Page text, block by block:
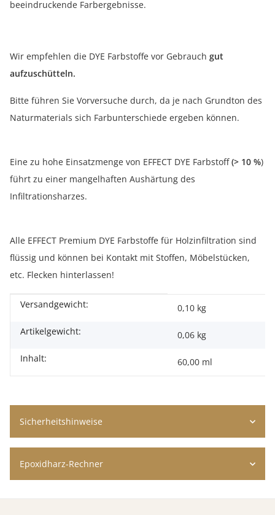
beeindruckende Farbergebnisse.
Wir empfehlen die DYE Farbstoffe vor Gebrauch gut
aufzuschütteln.
Bitte führen Sie Vorversuche durch, da je nach Grundton des
Naturmaterials sich Farbunterschiede ergeben können.
Eine zu hohe Einsatzmenge von EFFECT DYE Farbstoff(> 10 %)
führt zu einer mangelhaften Aushärtung des
Infiltrationsharzes.
Alle EFFECT Premium DYE Farbstoffe für Holzinfiltration sind
flüssig und können bei Kontakt mit Stoffen, Möbelstücken,
etc. Flecken hinterlassen!
Produkteigenschaft
Wert
Versandgewicht:
0,10 kg
Artikelgewicht:
0,06 kg
Inhalt:
60,00 ml
Sicherheitshinweise
Epoxidharz-Rechner